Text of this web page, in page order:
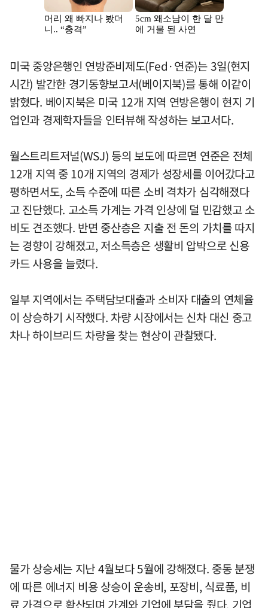
미국 중앙은행인 연방준비제도(Fed·연준)는 3일(현지
시간) 발간한 경기동향보고서(베이지북)를 통해 이같이
밝혔다. 베이지북은 미국 12개 지역 연방은행이 현지 기
업인과 경제학자들을 인터뷰해 작성하는 보고서다.
월스트리트저널(WSJ) 등의 보도에 따르면 연준은 전체
12개 지역 중 10개 지역의 경제가 성장세를 이어갔다고
평하면서도, 소득 수준에 따른 소비 격차가 심각해졌다
고 진단했다. 고소득 가계는 가격 인상에 덜 민감했고 소
비도 견조했다. 반면 중산층은 지출 전 돈의 가치를 따지
는 경향이 강해졌고, 저소득층은 생활비 압박으로 신용
카드 사용을 늘렸다.
일부 지역에서는 주택담보대출과 소비자 대출의 연체율
이 상승하기 시작했다. 차량 시장에서는 신차 대신 중고
차나 하이브리드 차량을 찾는 현상이 관찰됐다.
물가 상승세는 지난 4월보다 5월에 강해졌다. 중동 분쟁
에 따른 에너지 비용 상승이 운송비, 포장비, 식료품, 비
료 가격으로 확산되며 가계와 기업에 부담을 줬다. 기업